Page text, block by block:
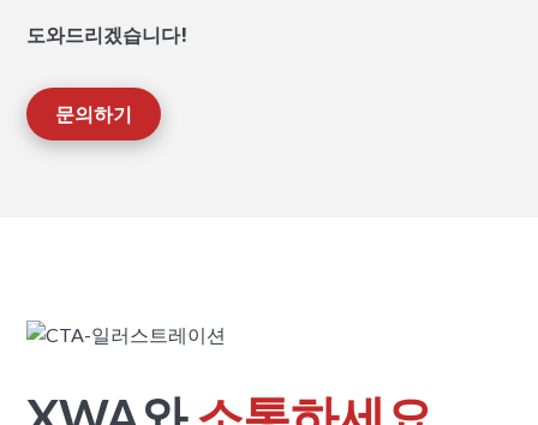
도와드리겠습니다!
문의하기